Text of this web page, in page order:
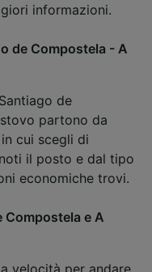
informazioni.
de Compostela - A
de
partono da
cui scegli di
il posto e dal tipo
economiche trovi.
Compostela e A